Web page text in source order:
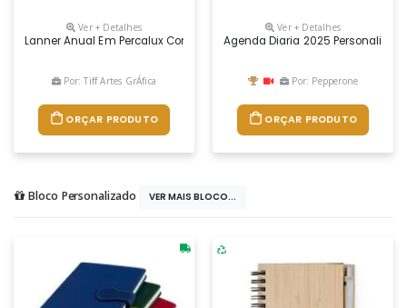
Ver + Detalhes
Lanner Anual Em Percalux Com Calendários Mensais E Semanais.
Por: Tiff Artes GrÁfica
ORÇAR PRODUTO
Ver + Detalhes
Agenda Diaria 2025
Por: Pepperone
ORÇAR PRODUTO
Bloco Personalizado VER MAIS BLOCO...